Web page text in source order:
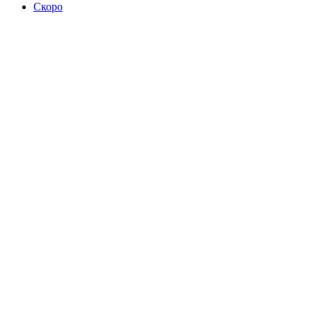
Скоро